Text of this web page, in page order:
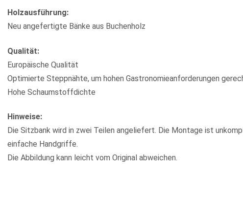
Holzausführung:
Neu angefertigte Bänke aus Buchenholz
Qualität:
Europäische Qualität
Optimierte Steppnähte, um hohen Gastronomieanforderungen
Hohe Schaumstoffdichte
Hinweise:
Die Sitzbank wird in zwei Teilen angeliefert. Die Montage ist
einfache Handgriffe.
Die Abbildung kann leicht vom Original abweichen.